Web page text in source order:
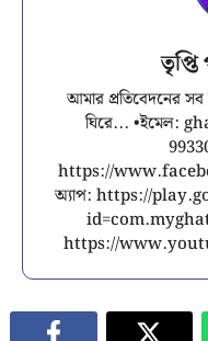
আমার প্রতিবেদনের
ঘিরে... •ইমেল:
https://
অ্যাপ: https://
https://